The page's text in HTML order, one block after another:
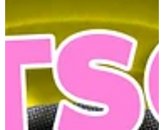
Amerikaanse regisseur van satires en
wrang-komische drama’s die in 1996
debuteerde met Citizen Ruth, twee Oscars
won voor zijn scripts, en recentelijk met
The Holdovers een nieuwe kerstklassieker
afleverde. Hedwig selecteert van zijn acht
speelfilms Election (1999), in springt in de
bres voor Tracy Flick; Ruud kiest voor The
Descendants (2011), met George Clooney
als een van de nazaten van een